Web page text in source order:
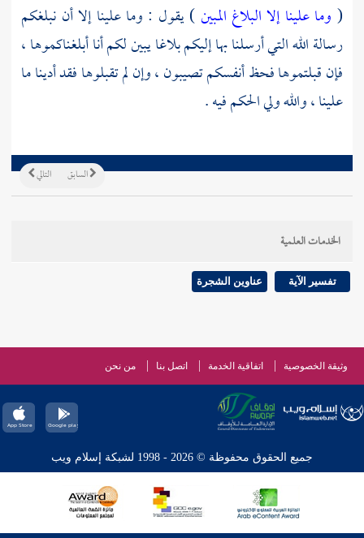
( وما علينا إلا البلاغ المبين) يقول : وما علينا إلا أن نبلغكم
رسالة الله التي أرسلنا بها إليكم بلاغا يبين لكم أنا أبلغناكموها ،
فإن قبلتموها فحظ أنفسكم تصيبون ، وإن لم تقبلوها فقد أدينا ما
علينا ، والله ولي الحكم فيه .
التالي السابق
الخدمات العلمية
تفسير الآية عناوين الشجرة
وثيقة الخصوصية اتفاقية الخدمة اتصل بنا من نحن
جميع الحقوق محفوظة © 2026 - 1998 لشبكة إسلام ويب